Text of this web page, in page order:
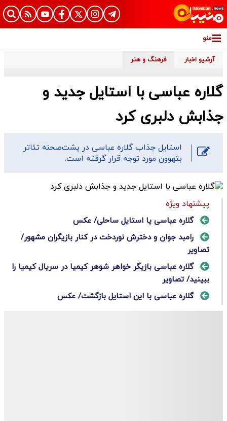
منو
آرشیو اخبار فرهنگ و هنر
گلاره عباسی با استایل جدید و
جذابش دلبری کرد
استایل جذاب گلاره عباسی در پشت‌صحنه تئاتر
بتهوون مورد توجه قرار گرفته است.
پیشنهاد ویژه
گلاره عباسی یا استایل ساحلی/ عکس
رامبد جوان و دخترش نوردخت در کنار بازیگران مشهور/
تصاویر
گلاره عباسی بازیگر خواهر شوهر کیمیا در سریال کیمیا را
ببینید/ تصاویر
گلاره عباسی با این استایل بازگشت/ عکس